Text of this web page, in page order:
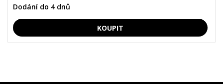
Dodání do 4 dnů